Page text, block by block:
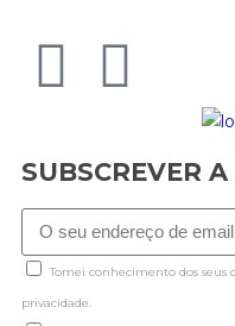
SUBSCREVER
Tomei conhecimento dos seus
privacidade.